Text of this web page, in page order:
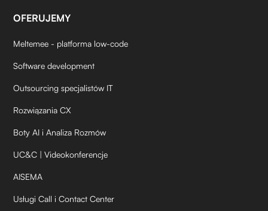
OFERUJEMY
Meltemee - platforma low-code
Software development
Outsourcing specjalistów IT
Rozwiązania CX
Boty AI i Analiza Rozmów
UC&C | Videokonferencje
AISEMA
Usługi Call i Contact Center